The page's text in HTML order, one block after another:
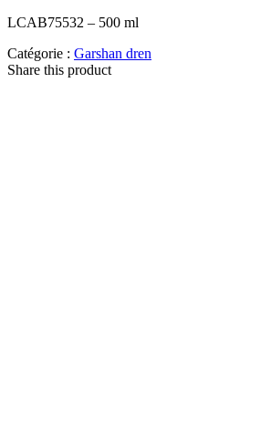
LCAB75532 – 500 ml
Catégorie : Garshan dren
Share this product